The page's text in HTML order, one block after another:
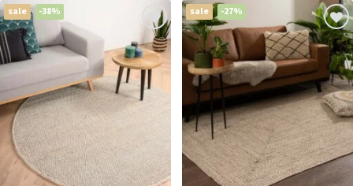
sale -38% sale -27%